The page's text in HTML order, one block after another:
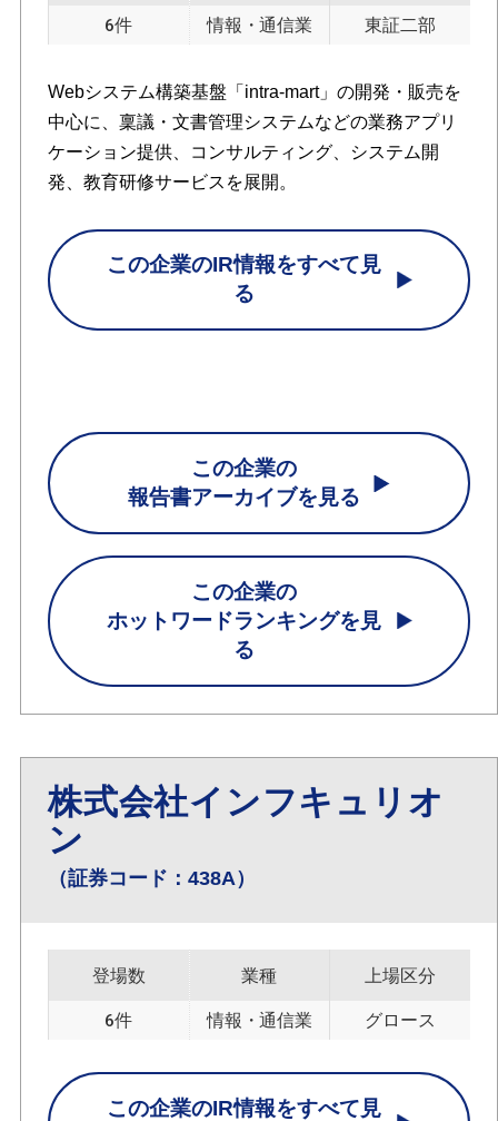
6件 情報・通信業 東証二部
Webシステム構築基盤「intra-mart」の開発・販売を
中心に、稟議・文書管理システムなどの業務アプリ
ケーション提供、コンサルティング、システム開
発、教育研修サービスを展開。
この企業のIR情報をすべて見
る
この企業の
報告書アーカイブを見る
この企業の
ホットワードランキングを見
る
株式会社インフキュリオ
ン
（証券コード：438A）
登場数
6件
業種
情報・通信業
上場区分
グロース
この企業のIR情報をすべて見